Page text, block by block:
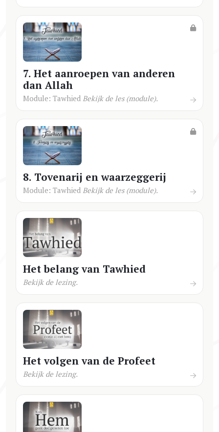
7. Het aanroepen van anderen
dan Allah
Module: Tawhied Bekijk de les (module).
8. Tovenarij en waarzeggerij
Module: Tawhied Bekijk de les (module).
Het belang van Tawhied
Bekijk de lezing.
Het volgen van de Profeet
Bekijk de lezing.